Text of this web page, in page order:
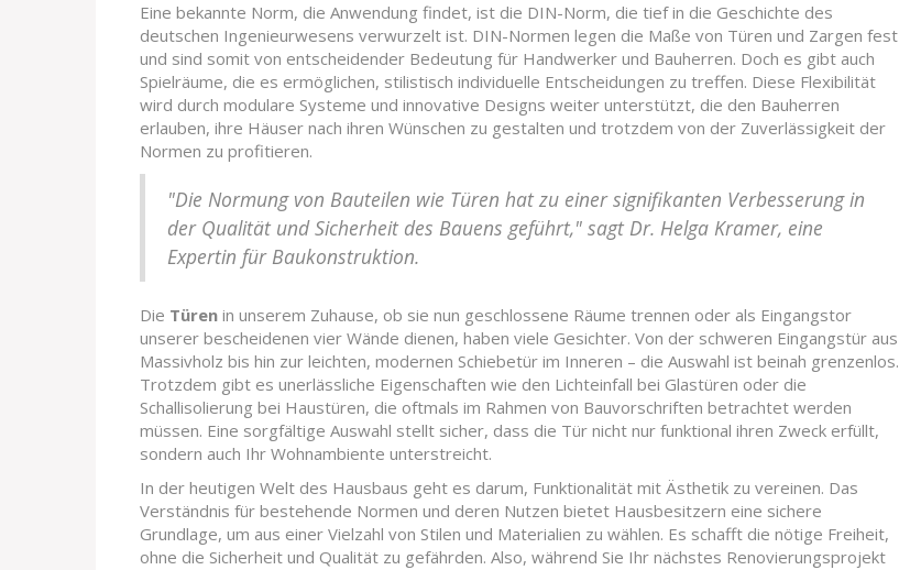
Eine bekannte Norm, die Anwendung findet, ist die DIN-Norm, die tief in die Geschichte des
deutschen Ingenieurwesens verwurzelt ist. DIN-Normen legen die Maße von Türen und Zargen fest
und sind somit von entscheidender Bedeutung für Handwerker und Bauherren. Doch es gibt auch
Spielräume, die es ermöglichen, stilistisch individuelle Entscheidungen zu treffen. Diese Flexibilität
wird durch modulare Systeme und innovative Designs weiter unterstützt, die den Bauherren
erlauben, ihre Häuser nach ihren Wünschen zu gestalten und trotzdem von der Zuverlässigkeit der
Normen zu profitieren.
"Die Normung von Bauteilen wie Türen hat zu einer signifikanten Verbesserung in
der Qualität und Sicherheit des Bauens geführt," sagt Dr. Helga Kramer, eine
Expertin für Baukonstruktion.
Die Türen in unserem Zuhause, ob sie nun geschlossene Räume trennen oder als Eingangstor
unserer bescheidenen vier Wände dienen, haben viele Gesichter. Von der schweren Eingangstür aus
Massivholz bis hin zur leichten, modernen Schiebetür im Inneren – die Auswahl ist beinah grenzenlos.
Trotzdem gibt es unerlässliche Eigenschaften wie den Lichteinfall bei Glastüren oder die
Schallisolierung bei Haustüren, die oftmals im Rahmen von Bauvorschriften betrachtet werden
müssen. Eine sorgfältige Auswahl stellt sicher, dass die Tür nicht nur funktional ihren Zweck erfüllt,
sondern auch Ihr Wohnambiente unterstreicht.
In der heutigen Welt des Hausbaus geht es darum, Funktionalität mit Ästhetik zu vereinen. Das
Verständnis für bestehende Normen und deren Nutzen bietet Hausbesitzern eine sichere
Grundlage, um aus einer Vielzahl von Stilen und Materialien zu wählen. Es schafft die nötige Freiheit,
ohne die Sicherheit und Qualität zu gefährden. Also, während Sie Ihr nächstes Renovierungsprojekt